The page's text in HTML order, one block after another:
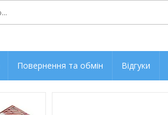
Повернення та обмін Відгуки